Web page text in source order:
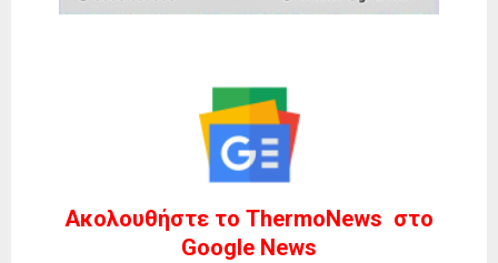
Ακολουθήστε το ThermoNews στο
Google News